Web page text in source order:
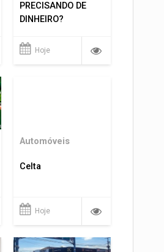
PRECISANDO DE
DINHEIRO?
Hoje
Automóveis
Celta
Hoje